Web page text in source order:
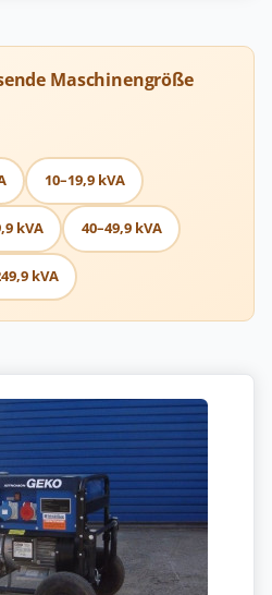
Maschinengröße
10–19,9 kVA
kVA 40–49,9 kVA
kVA